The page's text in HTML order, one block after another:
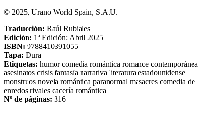
© 2025, Urano World Spain, S.A.U.
Traducción: Raúl Rubiales
Edición: 1ª Edición: Abril 2025
ISBN: 9788410391055
Tapa: Dura
Etiquetas: humorcomedia romántica romance contemporánea
asesinatos crisis fantasía narrativa literatura estadounidense
monstruos novela romántica paranormal masacres comedia de
enredos rivales cacería romántica
Nº de páginas: 316